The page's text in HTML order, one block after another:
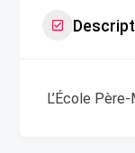
L’École